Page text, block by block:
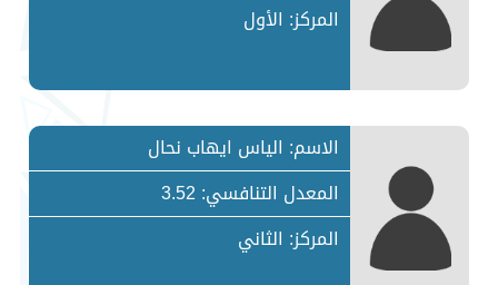
المركز: الأول
الاسم: الياس ايهاب نحال
المعدل التنافسي: 3.52
المركز: الثاني